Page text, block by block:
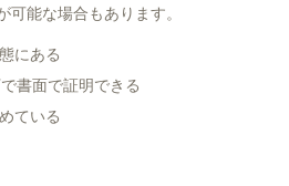
能な場合もあります。
にある
書面で証明できる
ている